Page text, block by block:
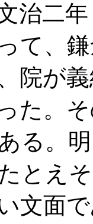
治二
て、
院が
た。
る。
とえ
文面